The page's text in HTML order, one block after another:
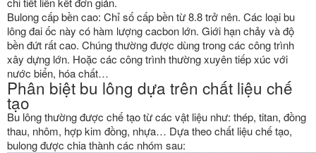
Bulong cấp bền cao: Chỉ số cấp bền từ 8.8 trở nên. Các loại bu
lông đai ốc này có hàm lượng cacbon lớn. Giới hạn chảy và độ
bền đứt rất cao. Chúng thường được dùng trong các công trình
xây dựng lớn. Hoặc các công trình thường xuyên tiếp xúc với
nước biển, hóa chất…
Phân biệt bu lông dựa trên chất liệu chế
tạo
Bu lông thường được chế tạo từ các vật liệu như: thép, titan, đồng
thau, nhôm, hợp kim đồng, nhựa… Dựa theo chất liệu chế tạo,
bulong được chia thành các nhóm sau: